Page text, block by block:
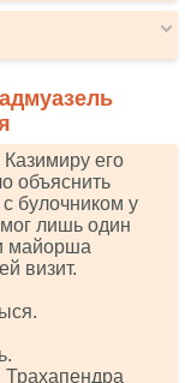
его
объяснить
булочником у
лишь один
майорша
визит.